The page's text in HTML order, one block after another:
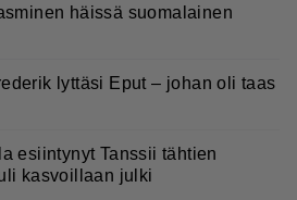
häissä suomalainen
lyttäsi Eput – johan oli taas
esiintynyt Tanssii tähtien
kasvoillaan julki